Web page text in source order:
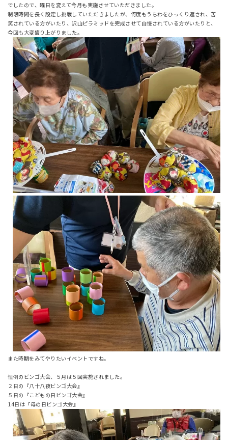
でしたので、曜日を変えて今月も実施させていただきました。
制限時間を長く設定し挑戦していただきましたが、何度もうちわをひっくり返され、苦
笑されている方がいたり、沢山ピラミッドを完成させて自慢されている方がいたりと、
今回も大変盛り上がりました。
また時期をみてやりたいイベントですね。
恒例のビンゴ大会、５月は５回実施されました。
２日の『八十八夜ビンゴ大会』
５日の『こどもの日ビンゴ大会』
14日は『母の日ビンゴ大会』